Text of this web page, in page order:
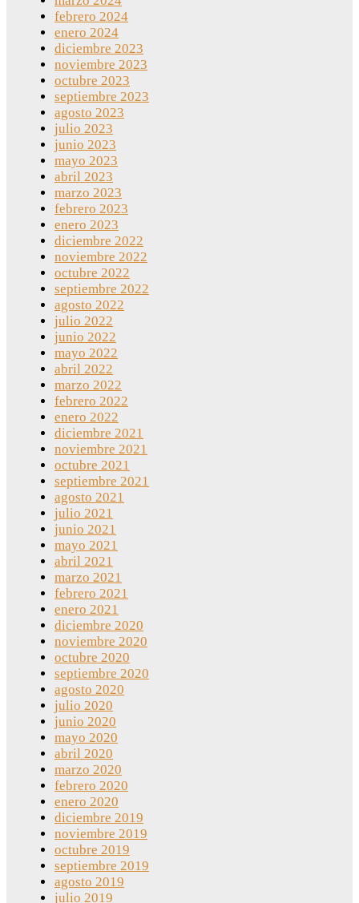
febrero 2024
enero 2024
diciembre 2023
noviembre 2023
octubre 2023
septiembre 2023
agosto 2023
julio 2023
junio 2023
mayo 2023
abril 2023
marzo 2023
febrero 2023
enero 2023
diciembre 2022
noviembre 2022
octubre 2022
septiembre 2022
agosto 2022
julio 2022
junio 2022
mayo 2022
abril 2022
marzo 2022
febrero 2022
enero 2022
diciembre 2021
noviembre 2021
octubre 2021
septiembre 2021
agosto 2021
julio 2021
junio 2021
mayo 2021
abril 2021
marzo 2021
febrero 2021
enero 2021
diciembre 2020
noviembre 2020
octubre 2020
septiembre 2020
agosto 2020
julio 2020
junio 2020
mayo 2020
abril 2020
marzo 2020
febrero 2020
enero 2020
diciembre 2019
noviembre 2019
octubre 2019
septiembre 2019
agosto 2019
julio 2019